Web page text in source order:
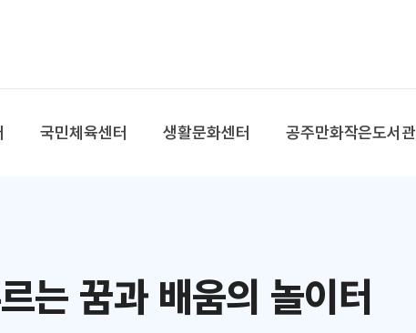
국민체육센터 생활문화센터 공주만화작은도서관
는 꿈과 배움의 놀이터